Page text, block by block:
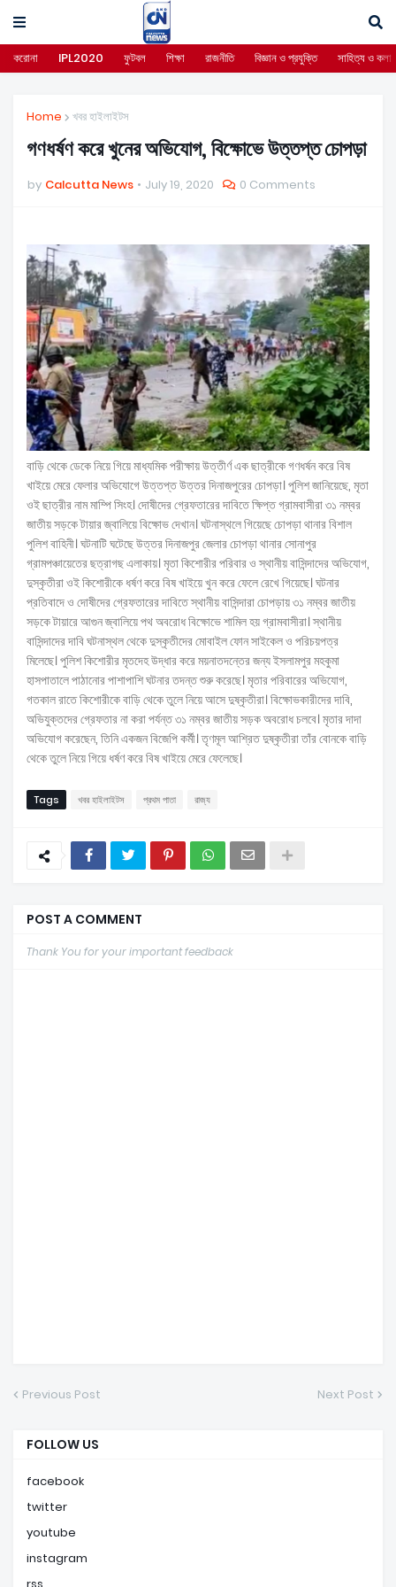
করোনা IPL2020 ফুটবল শিক্ষা রাজনীতি বিজ্ঞান ও প্রযুক্তি সাহিত্য ও কলা
Home খবর হাইলাইটস
গণধর্ষণ করে খুনের অভিযোগ, বিক্ষোভে উত্তপ্ত চোপড়া
by Calcutta News July 19, 2020 0 Comments
বাড়ি থেকে ডেকে নিয়ে গিয়ে মাধ্যমিক পরীক্ষায় উত্তীর্ণ এক ছাত্রীকে গণধর্ষন করে বিষ
খাইয়ে মেরে ফেলার অভিযোগে উত্তপ্ত উত্তর দিনাজপুরের চোপড়া। পুলিশ জানিয়েছে, মৃতা
ওই ছাত্রীর নাম মাম্পি সিংহ। দোষীদের গ্রেফতারের দাবিতে ক্ষিপ্ত গ্রামবাসীরা ৩১ নম্বর
জাতীয় সড়কে টায়ার জ্বালিয়ে বিক্ষোভ দেখান। ঘটনাস্থলে গিয়েছে চোপড়া থানার বিশাল
পুলিশ বাহিনী। ঘটনাটি ঘটেছে উত্তর দিনাজপুর জেলার চোপড়া থানার সোনাপুর
গ্রামপঞ্চায়েতের ছত্রাগছ এলাকায়। মৃতা কিশোরীর পরিবার ও স্থানীয় বাসিন্দাদের অভিযোগ,
দুস্কৃতীরা ওই কিশোরীকে ধর্ষণ করে বিষ খাইয়ে খুন করে ফেলে রেখে গিয়েছে। ঘটনার
প্রতিবাদে ও দোষীদের গ্রেফতারের দাবিতে স্থানীয় বাসিন্দারা চোপড়ায় ৩১ নম্বর জাতীয়
সড়কে টায়ারে আগুন জ্বালিয়ে পথ অবরোধ বিক্ষোভে শামিল হয় গ্রামবাসীরা। স্থানীয়
বাসিন্দাদের দাবি ঘটনাস্থল থেকে দুস্কৃতীদের মোবাইল ফোন সাইকেল ও পরিচয়পত্র
মিলেছে। পুলিশ কিশোরীর মৃতদেহ উদ্ধার করে ময়নাতদন্তের জন্য ইসলামপুর মহকুমা
হাসপাতালে পাঠানোর পাশাপাশি ঘটনার তদন্ত শুরু করেছে। মৃতার পরিবারের অভিযোগ,
গতকাল রাতে কিশোরীকে বাড়ি থেকে তুলে নিয়ে আসে দুষ্কৃতীরা। বিক্ষোভকারীদের দাবি,
অভিযুক্তদের গ্রেফতার না করা পর্যন্ত ৩১ নম্বর জাতীয় সড়ক অবরোধ চলবে। মৃতার দাদা
অভিযোগ করেছেন, তিনি একজন বিজেপি কর্মী। তৃণমূল আশ্রিত দুষ্কৃতীরা তাঁর বোনকে বাড়ি
থেকে তুলে নিয়ে গিয়ে ধর্ষণ করে বিষ খাইয়ে মেরে ফেলেছে।
Tags খবর হাইলাইটস প্রথম পাতা রাজ্য
POST A COMMENT
Thank You for your important feedback
Previous Post Next Post
FOLLOW US
facebook
twitter
youtube
instagram